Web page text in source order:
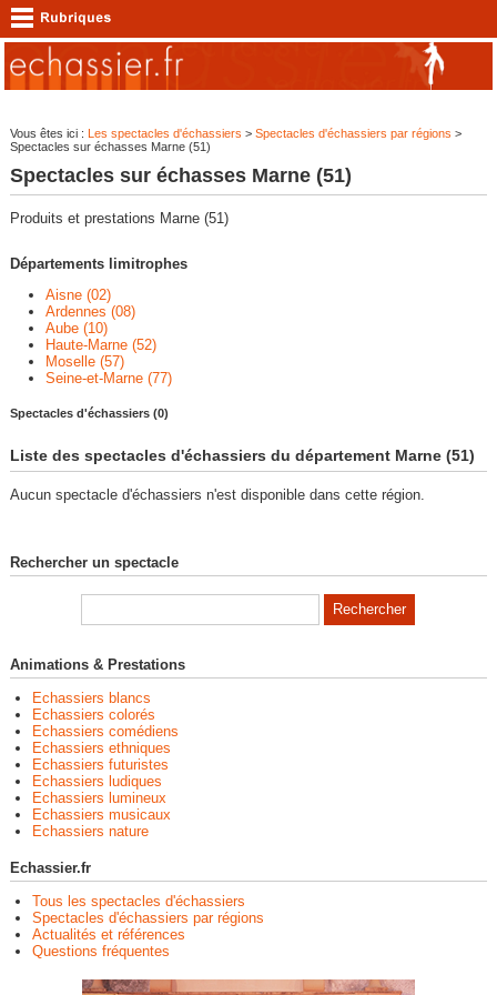
Vous êtes ici : Les spectacles d'échassiers > Spectacles d'échassiers par régions >
Spectacles sur échasses Marne (51)
Spectacles sur échasses Marne (51)
Produits et prestations Marne (51)
Départements limitrophes
Aisne (02)
Ardennes (08)
Aube (10)
Haute-Marne (52)
Moselle (57)
Seine-et-Marne (77)
Spectacles d'échassiers (0)
Liste des spectacles d'échassiers du département Marne (51)
Aucun spectacle d'échassiers n'est disponible dans cette région.
Rechercher un spectacle
Animations & Prestations
Echassiers blancs
Echassiers colorés
Echassiers comédiens
Echassiers ethniques
Echassiers futuristes
Echassiers ludiques
Echassiers lumineux
Echassiers musicaux
Echassiers nature
Echassier.fr
Tous les spectacles d'échassiers
Spectacles d'échassiers par régions
Actualités et références
Questions fréquentes